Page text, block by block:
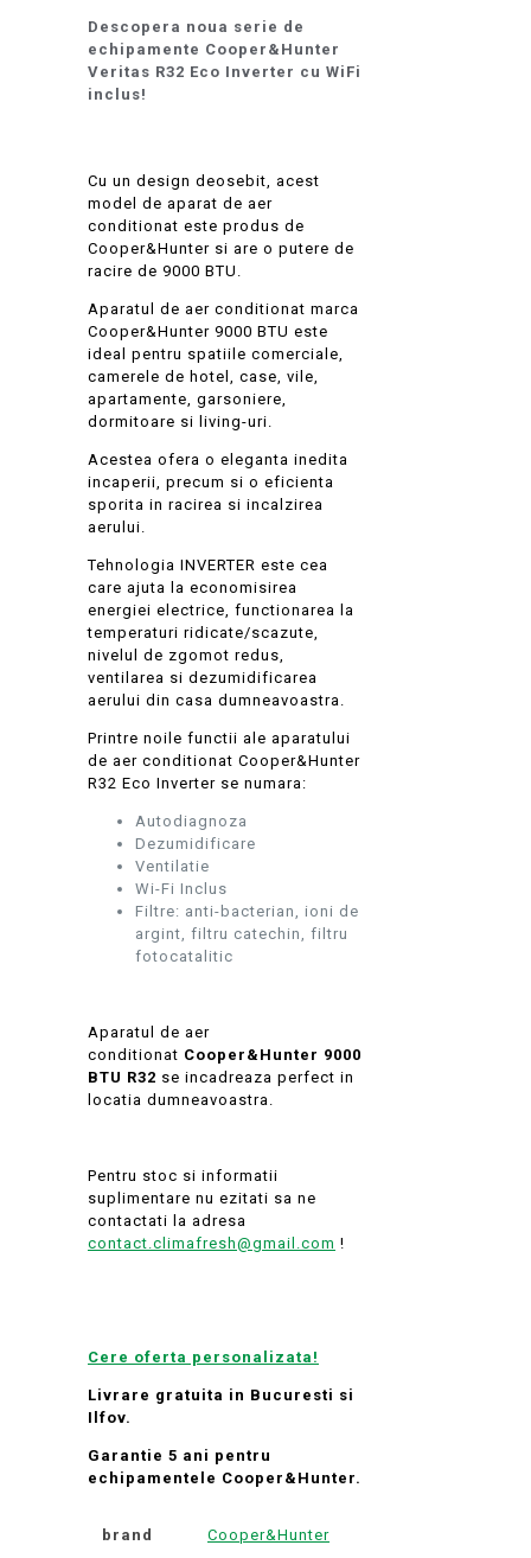
Descopera noua serie de
echipamente Cooper&Hunter
Veritas R32 Eco Inverter cu WiFi
inclus!
Cu un design deosebit, acest
model de aparat de aer
conditionat este produs de
Cooper&Hunter si are o putere de
racire de 9000 BTU.
Aparatul de aer conditionat marca
Cooper&Hunter 9000 BTU este
ideal pentru spatiile comerciale,
camerele de hotel, case, vile,
apartamente, garsoniere,
dormitoare si living-uri.
Acestea ofera o eleganta inedita
incaperii, precum si o eficienta
sporita in racirea si incalzirea
aerului.
Tehnologia INVERTER este cea
care ajuta la economisirea
energiei electrice, functionarea la
temperaturi ridicate/scazute,
nivelul de zgomot redus,
ventilarea si dezumidificarea
aerului din casa dumneavoastra.
Printre noile functii ale aparatului
de aer conditionat Cooper&Hunter
R32 Eco Inverter se numara:
Autodiagnoza
Dezumidificare
Ventilatie
Wi-Fi Inclus
Filtre: anti-bacterian, ioni de
argint, filtru catechin, filtru
fotocatalitic
Aparatul de aer
conditionat Cooper&Hunter 9000
BTU R32 se incadreaza perfect in
locatia dumneavoastra.
Pentru stoc si informatii
suplimentare nu ezitati sa ne
contactati la adresa
contact.climafresh@gmail.com !
Cere oferta personalizata!
Livrare gratuita in Bucuresti si
Ilfov.
Garantie 5 ani pentru
echipamentele Cooper&Hunter.
brand Cooper&Hunter